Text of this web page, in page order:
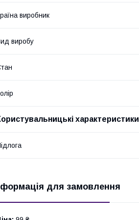
виробник
виробу
характеристики
для замовлення